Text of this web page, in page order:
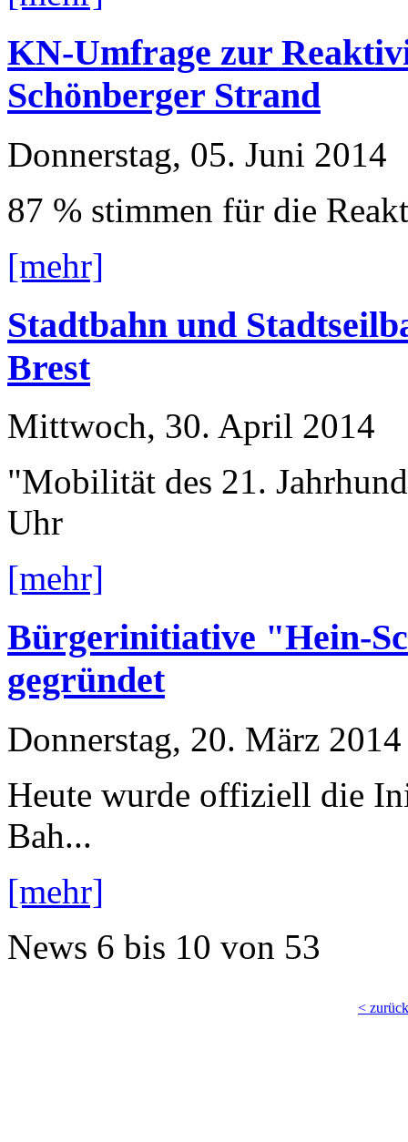
KN-Umfrage zur
Schönberger Strand
Donnerstag, 05. Juni 2014
87 % stimmen für die
[mehr]
Stadtbahn und
Brest
Mittwoch, 30. April 2014
"Mobilität des 21.
Uhr
[mehr]
Bürgerinitiative "Hein-
gegründet
Donnerstag, 20. März 2014
Heute wurde offiziell die
Bah...
[mehr]
News 6 bis 10 von 53
< zurück